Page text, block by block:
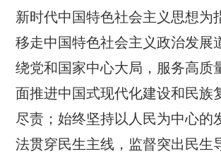
新时代中国特色社会主义思想为
移走中国特色社会主义政治发展
绕党和国家中心大局，服务高质
面推进中国式现代化建设和民族
尽责；始终坚持以人民为中心的
法贯穿民生主线，监督突出民生